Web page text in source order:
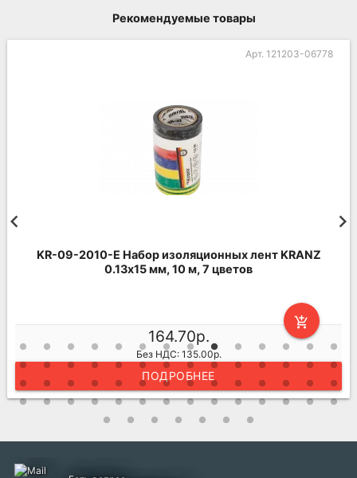
Рекомендуемые товары
Арт. 121203-06778
KR-09-2010-E Набор изоляционных лент KRANZ
0.13х15 мм, 10 м, 7 цветов
add_shopping_cart
164.70р.
Без НДС: 135.00р.
ПОДРОБНЕЕ